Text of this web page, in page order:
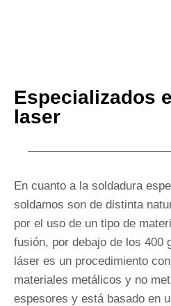
Especializados
laser
En cuanto a la soldadura
soldamos son de distinta
por el uso de un tipo de
fusión, por debajo de los 400
láser es un procedimiento
materiales metálicos y no
espesores y está basado en